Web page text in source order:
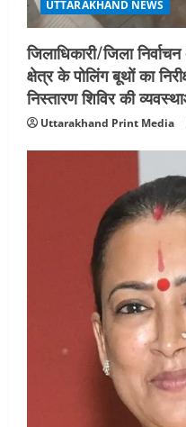
UTTARAKHAND NEWS
जिलाधिकारी/जिला
क्षेत्र के पोलिंग बूथों का
निस्तारण शिविर की
Uttarakhand Print Media